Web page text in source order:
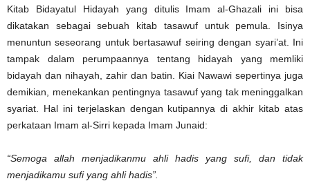
Kitab Bidayatul Hidayah yang ditulis Imam al-Ghazali ini bisa
dikatakan sebagai sebuah kitab tasawuf untuk pemula. Isinya
menuntun seseorang untuk bertasawuf seiring dengan syari’at. Ini
tampak dalam perumpaannya tentang hidayah yang memliki
bidayah dan nihayah, zahir dan batin. Kiai Nawawi sepertinya juga
demikian, menekankan pentingnya tasawuf yang tak meninggalkan
syariat. Hal ini terjelaskan dengan kutipannya di akhir kitab atas
perkataan Imam al-Sirri kepada Imam Junaid:
“Semoga allah menjadikanmu ahli hadis yang sufi, dan tidak
menjadikamu sufi yang ahli hadis”.